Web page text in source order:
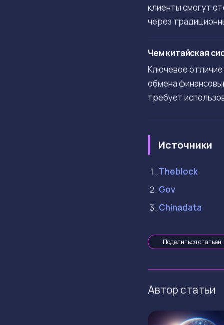
клиенты смогут
через
Чем китайская
Ключевое отличие
обмена
требует
Источники
Theblock
Gov
Chinadata
Поделиться статьей
Автор статьи